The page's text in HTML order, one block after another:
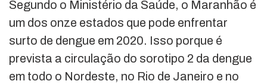
Segundo o Ministério da Saúde, o Maranhão é
um dos onze estados que pode enfrentar
surto de dengue em 2020. Isso porque é
prevista a circulação do sorotipo 2 da dengue
em todo o Nordeste, no Rio de Janeiro e no